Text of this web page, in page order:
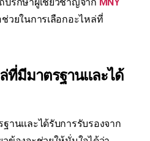
ช่วยในการเลือกอะไหล่ที่
ที่มีมาตรฐานและได้
านและได้รับการรับรองจาก